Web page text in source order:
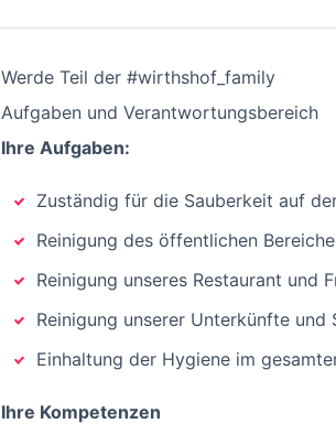
Werde Teil der #wirthshof_family
Aufgaben und Verantwortungsbereich
Ihre Aufgaben:
Zuständig für die Sauberkeit auf
Reinigung des öffentlichen
Reinigung unseres Restaurant und
Reinigung unserer Unterkünfte und
Einhaltung der Hygiene im
Ihre Kompetenzen